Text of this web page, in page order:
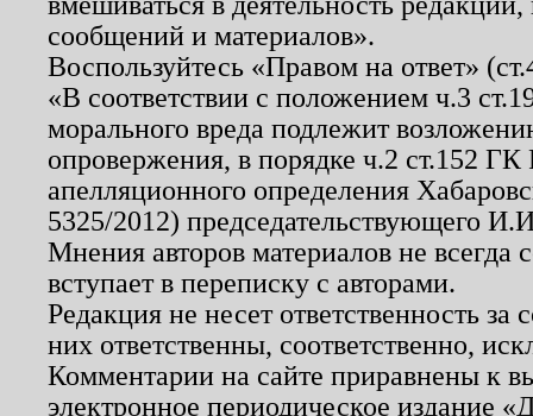
сообщений и материалов».
Воспользуйтесь «Правом на ответ»
«В соответствии с положением ч.3
морального вреда подлежит
опровержения, в порядке ч.2 ст.152
апелляционного определения
5325/2012) председательствующего
Мнения авторов материалов не
вступает в переписку с авторами.
Редакция не несет ответственность
них ответственны, соответственно,
Комментарии на сайте приравнены к
электронное периодическое издание